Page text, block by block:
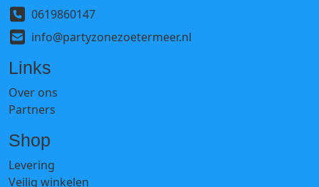
0619860147
info@partyzonezoetermeer.nl
Links
Over ons
Partners
Shop
Levering
Veilig winkelen